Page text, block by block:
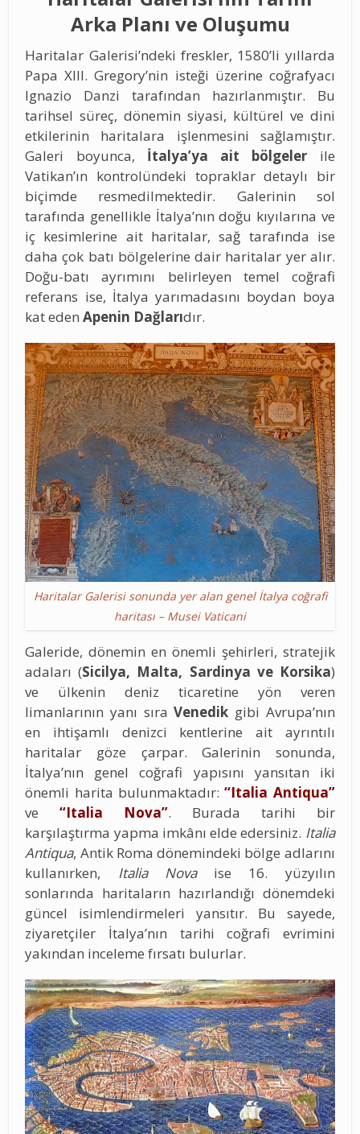
Arka Planı ve Oluşumu
Haritalar Galerisi’ndeki freskler, 1580’li yıllarda
Papa XIII. Gregory’nin isteği üzerine coğrafyacı
Ignazio Danzi tarafından hazırlanmıştır. Bu
tarihsel süreç, dönemin siyasi, kültürel ve dini
etkilerinin haritalara işlenmesini sağlamıştır.
Galeri boyunca, İtalya’ya ait bölgeler ile
Vatikan’ın kontrolündeki topraklar detaylı bir
biçimde resmedilmektedir. Galerinin sol
tarafında genellikle İtalya’nın doğu kıyılarına ve
iç kesimlerine ait haritalar, sağ tarafında ise
daha çok batı bölgelerine dair haritalar yer alır.
Doğu-batı ayrımını belirleyen temel coğrafi
referans ise, İtalya yarımadasını boydan boya
kat edenApenin Dağlarıdır.
Haritalar Galerisi sonunda yer alan genel İtalya coğrafi
haritası – Musei Vaticani
Galeride, dönemin en önemli şehirleri, stratejik
adaları (Sicilya, Malta, Sardinya ve Korsika)
ve ülkenin deniz ticaretine yön veren
limanlarının yanı sıraVenedik gibi Avrupa’nın
en ihtişamlı denizci kentlerine ait ayrıntılı
haritalar göze çarpar. Galerinin sonunda,
İtalya’nın genel coğrafi yapısını yansıtan iki
önemli harita bulunmaktadır:“Italia Antiqua”
ve“Italia Nova”. Burada tarihi bir
karşılaştırma yapma imkânı elde edersiniz. Italia
Antiqua, Antik Roma dönemindeki bölge adlarını
kullanırken, Italia Novaise 16. yüzyılın
sonlarında haritaların hazırlandığı dönemdeki
güncel isimlendirmeleri yansıtır. Bu sayede,
ziyaretçiler İtalya’nın tarihi coğrafi evrimini
yakından inceleme fırsatı bulurlar.